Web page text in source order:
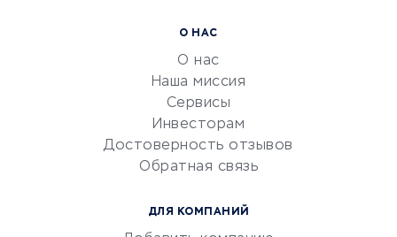
документооборот
Юридические компании
О НАС
О нас
Наша миссия
Сервисы
Инвесторам
Достоверность отзывов
Обратная связь
ДЛЯ КОМПАНИЙ